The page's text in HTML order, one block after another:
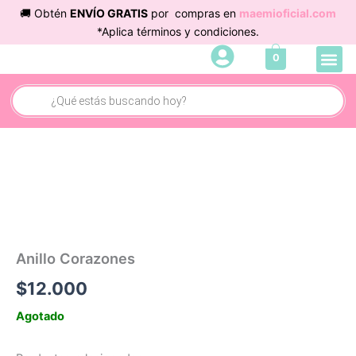
contenido
🚚 Obtén ENVÍO GRATIS por compras en maemioficial.com
*Aplica términos y condiciones.
0
Búsqueda
de
productos
Anillo Corazones
$12.000
Agotado